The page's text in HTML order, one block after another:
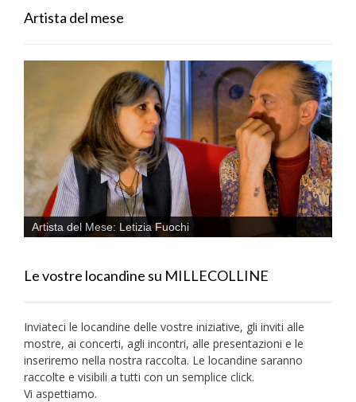
Artista del mese
Artista del Mese: Letizia Fuochi
Le vostre locandine su MILLECOLLINE
Inviateci le locandine delle vostre iniziative, gli inviti alle
mostre, ai concerti, agli incontri, alle presentazioni e le
inseriremo nella nostra raccolta. Le locandine saranno
raccolte e visibili a tutti con un semplice click.
Vi aspettiamo.